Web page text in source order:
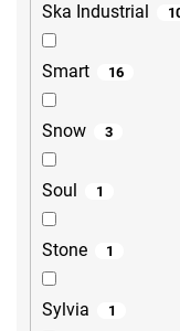
Ska Industrial
Smart 16
Snow 3
Soul 1
Stone 1
Sylvia 1